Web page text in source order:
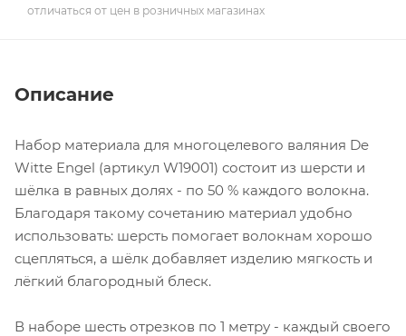
отличаться от цен в розничных магазинах
Описание
Набор материала для многоцелевого валяния De
Witte Engel (артикул W19001) состоит из шерсти и
шёлка в равных долях - по 50 % каждого волокна.
Благодаря такому сочетанию материал удобно
использовать: шерсть помогает волокнам хорошо
сцепляться, а шёлк добавляет изделию мягкость и
лёгкий благородный блеск.
В наборе шесть отрезков по 1 метру - каждый своего